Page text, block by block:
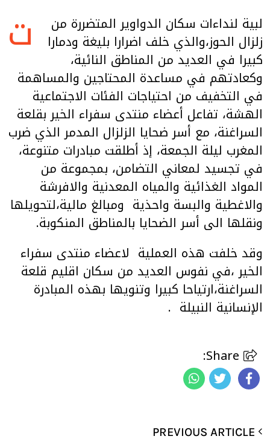
ت لبية لنداءات سكان الدواوير المتضررة من
زلزال الحوز،والذي خلف اضرارا بليغة ودمارا
كبيرا في العديد من المناطق النائية،
وكعادتهم في مساعدة المحتاجين والمساهمة
في التخفيف من احتياجات الفئات الاجتماعية
الهشة، تفاعل أعضاء منتدى سفراء الخير بقلعة
السراغنة، مع أسر ضحايا الزلزال المدمر الذي ضرب
المغرب ليلة الجمعة، إذ أطلقت مبادرات متنوعة،
في تجسيد لمعاني التضامن، بمجموعة من
المواد الغذائية والمياه المعدنية والافرشة
والاغطية والبسة واحذية ومبالغ مالية،لتحويلها
ونقلها الى أسر الضحايا بالمناطق المنكوبة.
وقد خلفت هذه العملية لاعضاء منتدى سفراء
الخير ،في نفوس العديد من سكان اقليم قلعة
السراغنة،ارتياحا كبيرا وتنويها بهذه المبادرة
الإنسانية النبيلة .